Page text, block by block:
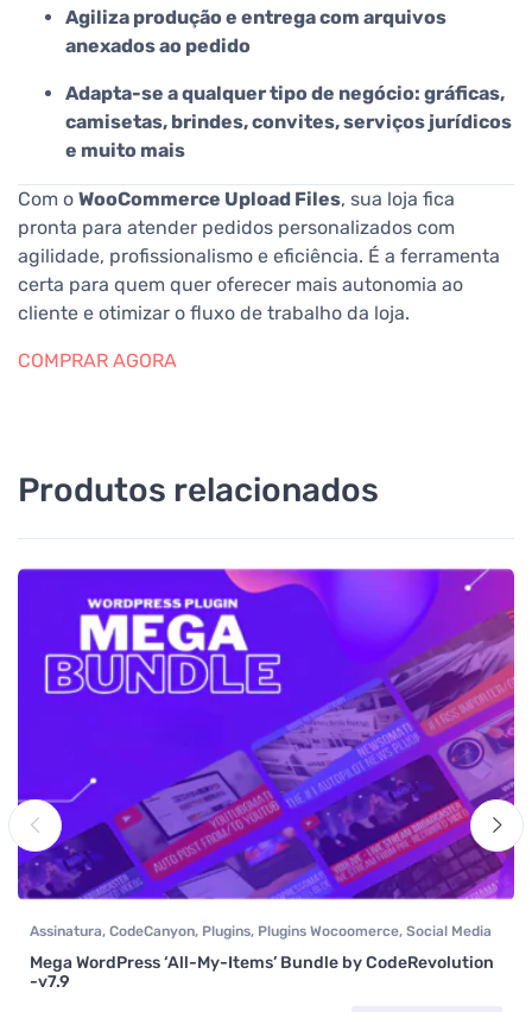
Agiliza produção e entrega com arquivos
anexados ao pedido
Adapta-se a qualquer tipo de negócio: gráficas,
camisetas, brindes, convites, serviços jurídicos
e muito mais
Com o WooCommerce Upload Files, sua loja fica
pronta para atender pedidos personalizados com
agilidade, profissionalismo e eficiência. É a ferramenta
certa para quem quer oferecer mais autonomia ao
cliente e otimizar o fluxo de trabalho da loja.
COMPRAR AGORA
Produtos relacionados
Assinatura, CodeCanyon, Plugins, Plugins Wocoomerce, Social Media
Plugins, Woocommerce
Mega WordPress ‘All-My-Items’ Bundle by CodeRevolution
-v7.9